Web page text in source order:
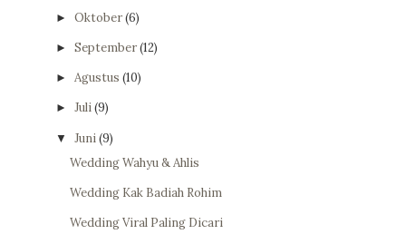
► Oktober(6)
► September(12)
► Agustus (10)
► Juli(9)
▼ Juni(9)
Wedding Wahyu & Ahlis
Wedding Kak Badiah Rohim
Wedding Viral Paling Dicari